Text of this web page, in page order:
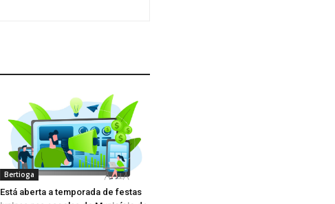
Bertioga
Está aberta a temporada de festas